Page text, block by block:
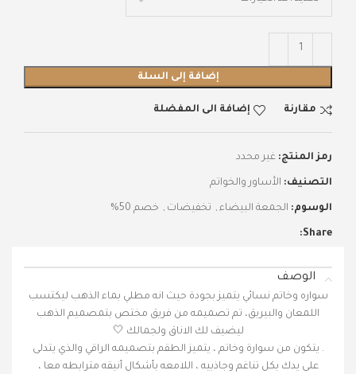
إضافة إلى السلة
مقارنة إضافة الى المفضلة
رمز المنتج: غير محدد
التصنيف: الأساور والخواتم
الوسوم: الجمعة البيضاء , تخفيضات , خصم 50%
Share:
الوصف
سواره وخاتم نسائي يتميز بجودة حيث انه مطلي بماء الذهب ليكتسب
اللمعان والبيريق، تم تصميمه من فريق مختص بتمصميم الذهب
ليضيف لك الاناق ولجمالك 🤍
. يتكون من سوارة وخاتم ، يتميز الطقم بتصميمه الراقي والذي يتدلى
على يدك بكل تناغم وجاذبيه ، اللامعه بأشكال أنيقه مترابطه معا ،